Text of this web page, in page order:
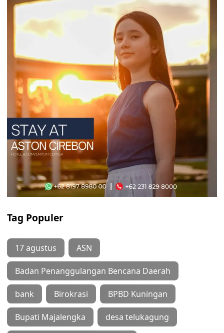
Tag Populer
17 agustus ASN
Badan Penanggulangan Bencana Daerah
bank Birokrasi BPBD Kuningan
Bupati Majalengka desa telukagung